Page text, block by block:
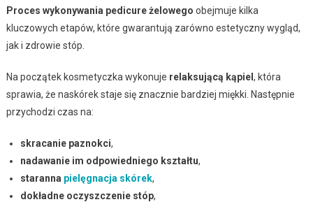
Proces wykonywania pedicure żelowego obejmuje kilka
kluczowych etapów, które gwarantują zarówno estetyczny wygląd,
jak i zdrowie stóp.
Na początek kosmetyczka wykonuje relaksującą kąpiel , która
sprawia, że naskórek staje się znacznie bardziej miękki. Następnie
przychodzi czas na:
skracanie paznokci,
nadawanie im odpowiedniego kształtu,
staranna pielęgnacja skórek,
dokładne oczyszczenie stóp,